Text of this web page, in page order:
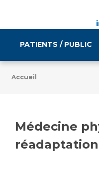
PATIENTS / PUBLIC
Tarifs
Vous accompagnez,
Emploi /
Accueil
Médecine
réadaptation